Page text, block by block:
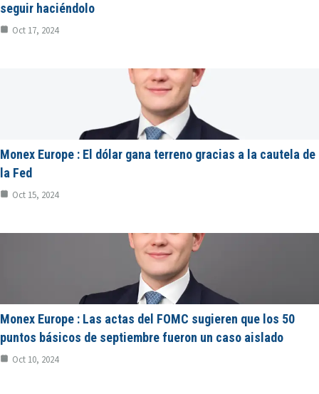
seguir haciéndolo
Oct 17, 2024
Monex Europe : El dólar gana terreno gracias a la cautela de
la Fed
Oct 15, 2024
Monex Europe : Las actas del FOMC sugieren que los 50
puntos básicos de septiembre fueron un caso aislado
Oct 10, 2024